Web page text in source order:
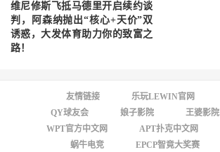
维尼修斯飞抵马德里开启续约谈
判，阿森纳抛出“核心+天价”双
诱惑，大发体育助力你的致富之
路！
友情链接 乐玩LEWIN官网
QY球友会
娘子影院 王婆影院
WPT官方中文网
APT扑克中文网
蜗牛电竞
EPCP智竟大奖赛